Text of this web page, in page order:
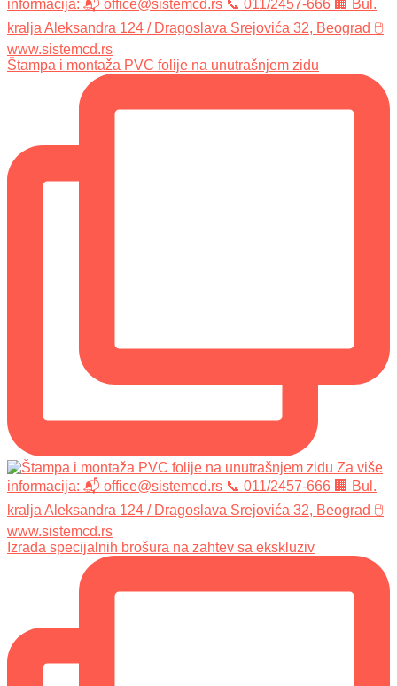
Štampa i montaža PVC folije na unutrašnjem zidu
Izrada specijalnih brošura na zahtev sa ekskluziv